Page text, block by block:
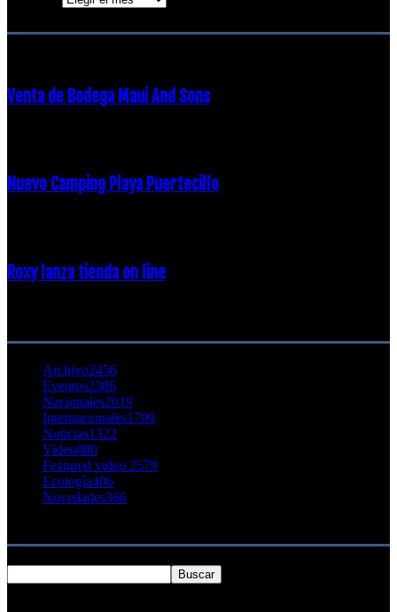
Venta de Bodega Maui And Sons
Nuevo Camping Playa Puertecillo
Roxy lanza tienda on line
Archivo2456
Eventos2386
Nacionales2019
Internacionales1709
Noticias1322
Video880
Featured video 2579
Ecología406
Novedades366